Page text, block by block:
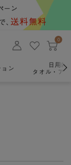
0
ョン
日用雑
タオル・ア